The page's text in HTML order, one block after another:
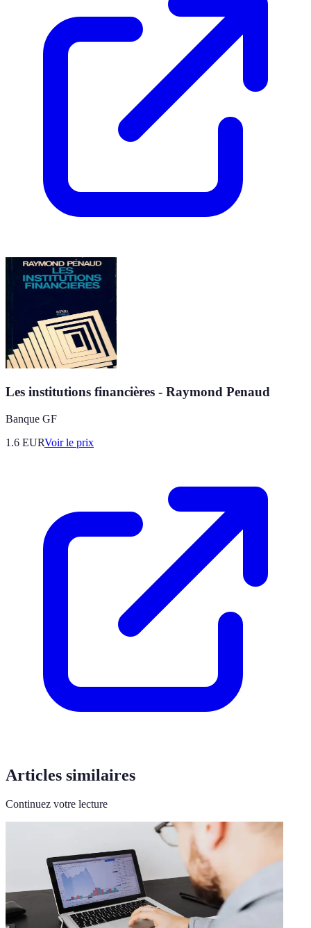
Les institutions financières - Raymond Penaud
Banque GF
1.6 EURVoir le prix
Articles similaires
Continuez votre lecture